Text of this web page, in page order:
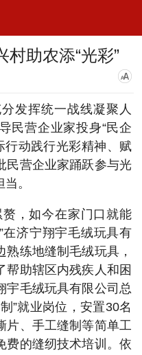
村助农添“光彩”
发挥统一战线凝聚人
民营企业家投身“民企
行动践行光彩精神、赋
民营企业家踊跃参与光
。
，如今在家门口就能
济宁翔宇毛绒玩具有
熟练地缝制毛绒玩具，
帮助辖区内残疾人和困
宇毛绒玩具有限公司总
”就业岗位，安置30名
片、手工缝制等简单工
费的缝纫技术培训。依